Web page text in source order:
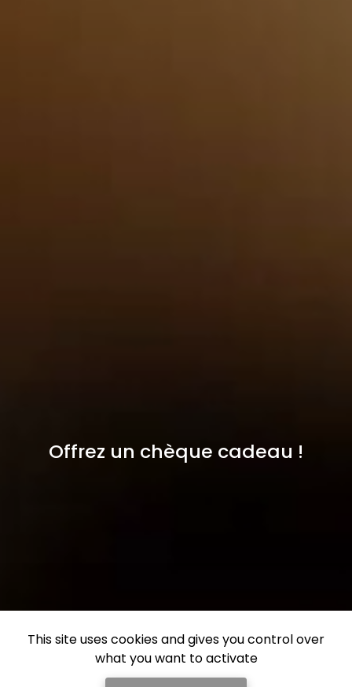
Offrez un chèque cadeau !
This site uses cookies and gives you control over
what you want to activate